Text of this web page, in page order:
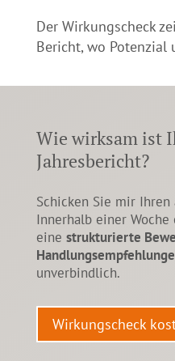
Der Wirkungscheck
Bericht, wo
Wie wirksam ist
Jahresbericht?
Schicken Sie mir
Innerhalb einer Woche
eine strukturierte
unverbindlich.
Wirkungscheck